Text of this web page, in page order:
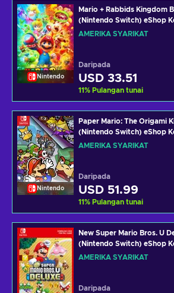
Nintendo
Mario + Rabbids Kingdom
(Nintendo Switch) eShop
STATES
AMERIKA SYARIKAT
Daripada
USD 33.51
11% Pulangan tunai
Nintendo
Paper Mario: The Origami
(Nintendo Switch) eShop
STATES
AMERIKA SYARIKAT
Daripada
USD 51.99
11% Pulangan tunai
New Super Mario Bros. U
(Nintendo Switch) eShop
STATES
AMERIKA SYARIKAT
Daripada